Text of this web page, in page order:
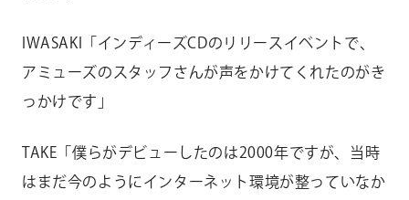
IWASAKI「インディーズCDのリリースイベントで、
アミューズのスタッフさんが声をかけてくれたのがき
っかけです」
TAKE「僕らがデビューしたのは2000年ですが、当時
はまだ今のようにインターネット環境が整っていなか